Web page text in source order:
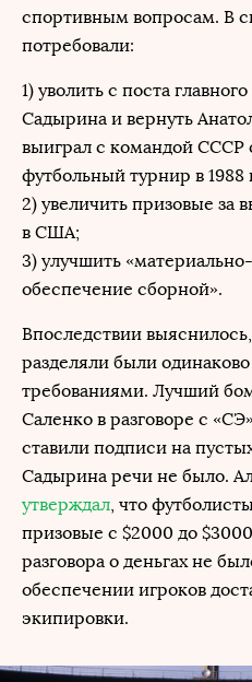
спортивным вопросам. В
потребовали:
1) уволить с поста
Садырина и вернуть
выиграл с командой
футбольный турнир в 1988
2) увеличить призовые за
в США;
3) улучшить
обеспечение сборной».
Впоследствии
разделяли были
требованиями. Лучший
Саленко в разговоре с «СЭ»
ставили подписи на
Садырина речи не было.
утверждал, что
призовые с $2000 до
разговора о деньгах не
обеспечении игроков
экипировки.